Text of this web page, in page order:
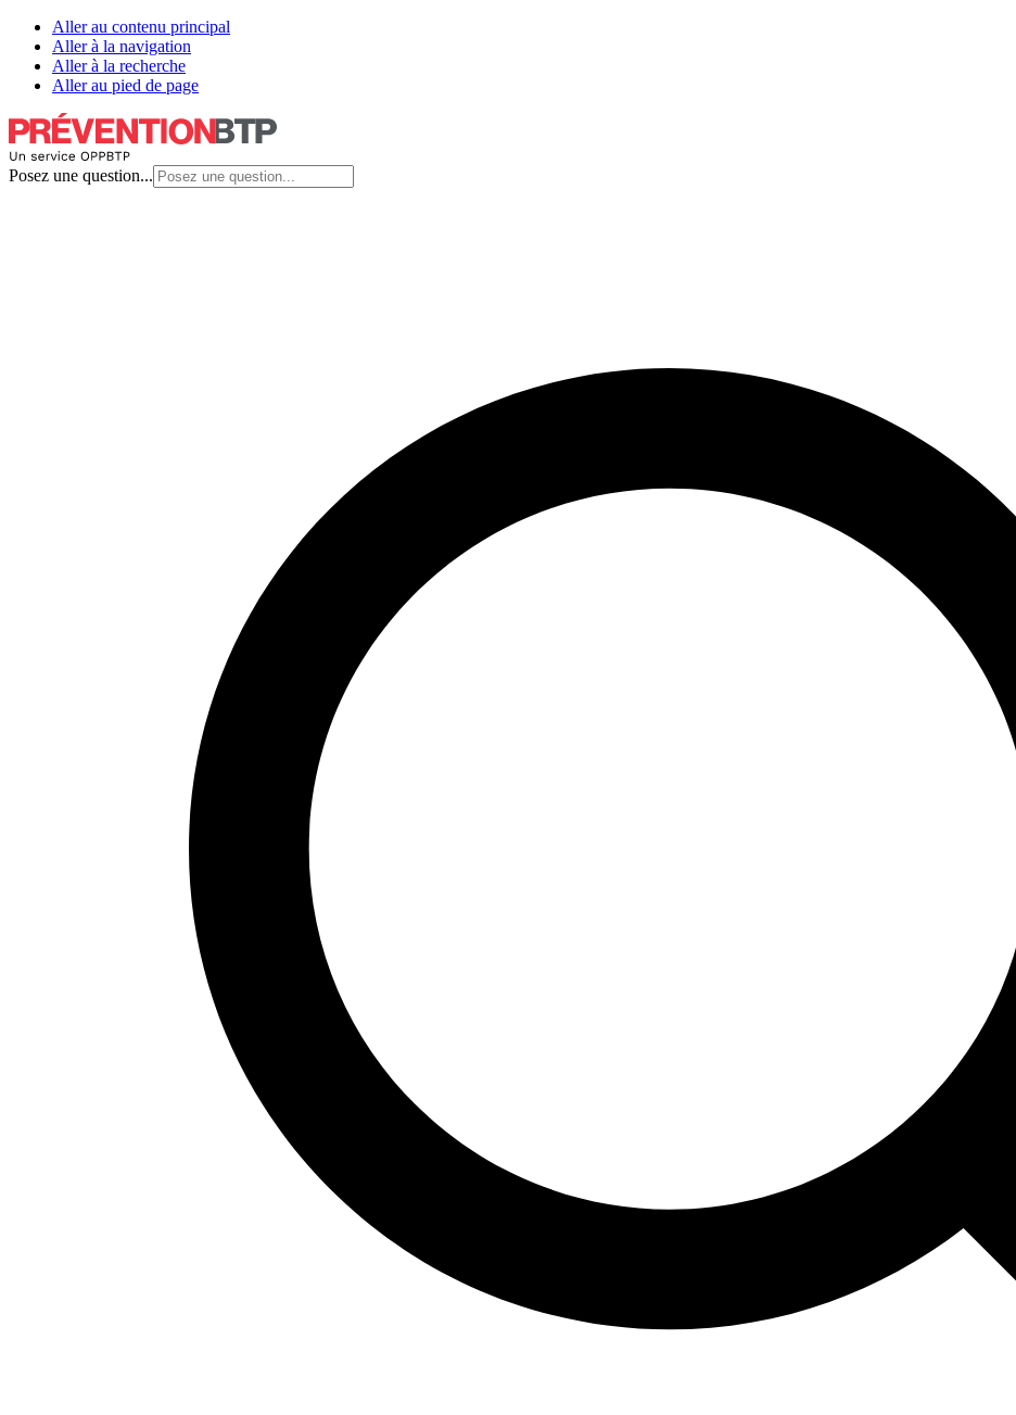
Aller au contenu principal
Aller à la navigation
Aller à la recherche
Aller au pied de page
Posez une question...